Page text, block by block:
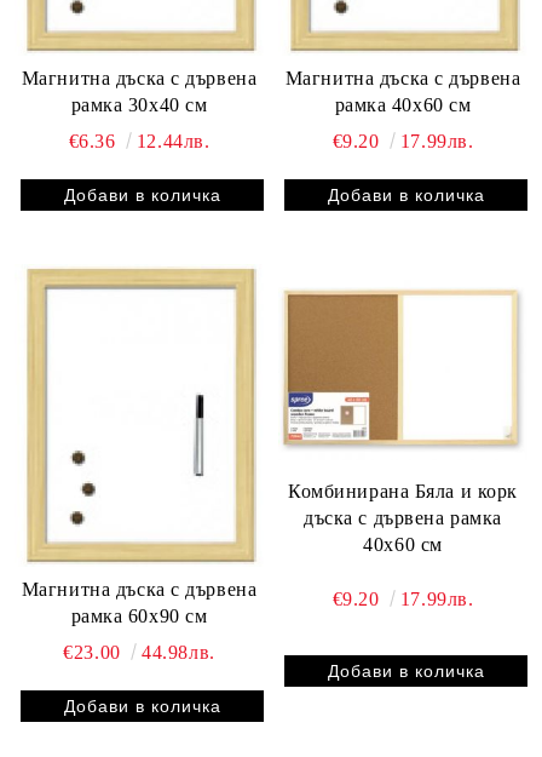
Магнитна дъска с дървена
рамка 30х40 см
€6.36
12.44лв.
Магнитна дъска с дървена
рамка 40х60 см
€9.20
17.99лв.
Магнитна дъска с дървена
рамка 60х90 см
€23.00
44.98лв.
Комбинирана Бяла и корк
дъска с дървена рамка
40х60 см
€9.20 17.99лв.